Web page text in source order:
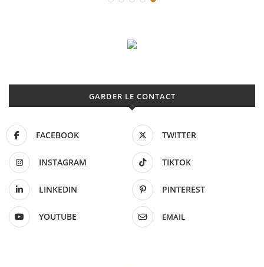
GARDER LE CONTACT
FACEBOOK TWITTER
INSTAGRAM TIKTOK
LINKEDIN PINTEREST
YOUTUBE EMAIL